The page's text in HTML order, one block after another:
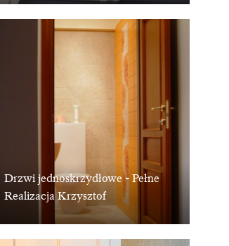
Drzwi jednoskrzydłowe - Pełne
Realizacja Krzysztof